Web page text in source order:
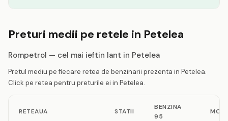
Preturi medii pe retele in Petelea
Rompetrol — cel mai ieftin lant in Petelea
Pretul mediu pe fiecare retea de benzinarii prezenta in Petelea.
Click pe retea pentru preturile ei in Petelea.
RETEAUA STATII
BENZINA
95